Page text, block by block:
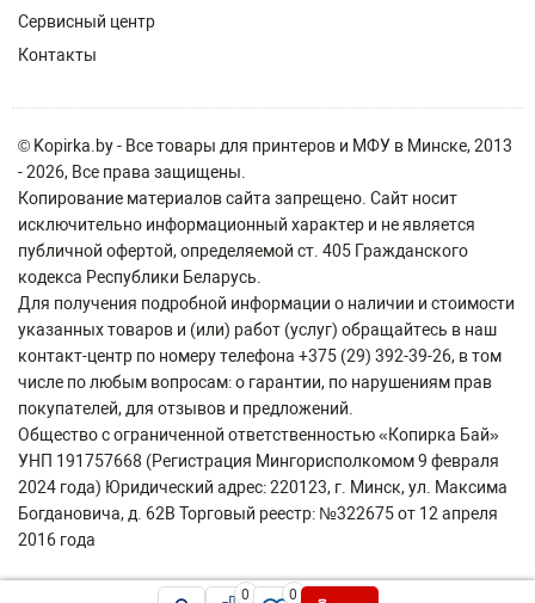
0 0
Сервисный центр
Контакты
© Kopirka.by - Все товары для принтеров и МФУ в Минске, 2013
- 2026, Все права защищены.
Копирование материалов сайта запрещено. Сайт носит
исключительно информационный характер и не является
публичной офертой, определяемой ст. 405 Гражданского
кодекса Республики Беларусь.
Для получения подробной информации о наличии и стоимости
указанных товаров и (или) работ (услуг) обращайтесь в наш
контакт-центр по номеру телефона +375 (29) 392-39-26, в том
числе по любым вопросам: о гарантии, по нарушениям прав
покупателей, для отзывов и предложений.
Общество с ограниченной ответственностью «Копирка Бай»
УНП 191757668 (Регистрация Мингорисполкомом 9 февраля
2024 года) Юридический адрес: 220123, г. Минск, ул. Максима
Богдановича, д. 62В Торговый реестр: №322675 от 12 апреля
2016 года